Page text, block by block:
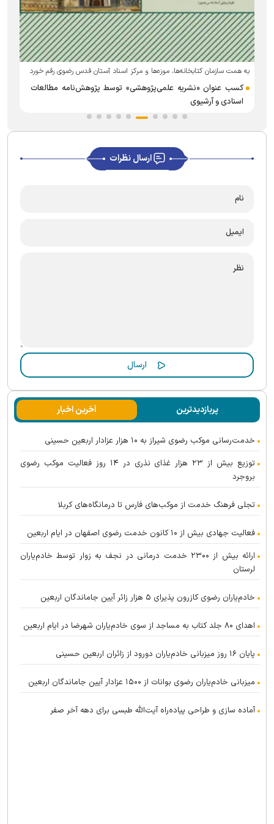
ارسال نظرات
پربازدیدترین آخرین اخبار
خدمت‌رسانی موکب رضوی شیراز به ۱۰ هزار عزادار اربعین حسینی
توزیع بیش از ۲۳ هزار غذای نذری در ۱۴ روز فعالیت موکب رضوی
بروجرد
تجلی فرهنگ خدمت از موکب‌های فارس تا درمانگاه‌های کربلا
فعالیت جهادی بیش از ۱۰ کانون خدمت رضوی اصفهان در ایام اربعین
ارائه بیش از ۲۳۰۰ خدمت درمانی در نجف به زوار توسط خادم‌یاران
لرستان
خادم‌یاران رضوی کازرون پذیرای ۵ هزار زائر آیین جاماندگان اربعین
اهدای ۸۰ جلد کتاب به مساجد از سوی خادم‌یاران شهرضا در ایام اربعین
پایان ۱۶ روز میزبانی خادم‌یاران دورود از زائران اربعین حسینی
میزبانی خادم‌یاران رضوی بوانات از ۱۵۰۰ عزادار آیین جاماندگان اربعین
آماده سازی و طراحی پیاده‌راه آیت‌الله طبسی برای دهه آخر صفر